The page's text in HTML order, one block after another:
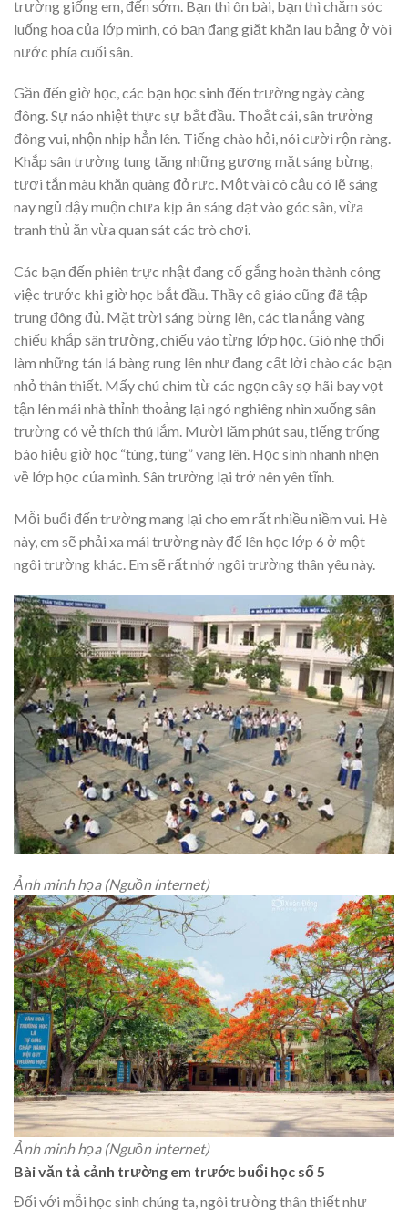
trường giống em, đến sớm. Bạn thì ôn bài, bạn thì chăm sóc
luống hoa của lớp mình, có bạn đang giặt khăn lau bảng ở vòi
nước phía cuối sân.
Gần đến giờ học, các bạn học sinh đến trường ngày càng
đông. Sự náo nhiệt thực sự bắt đầu. Thoắt cái, sân trường
đông vui, nhộn nhịp hẳn lên. Tiếng chào hỏi, nói cười rộn ràng.
Khắp sân trường tung tăng những gương mặt sáng bừng,
tươi tắn màu khăn quàng đỏ rực. Một vài cô cậu có lẽ sáng
nay ngủ dậy muộn chưa kịp ăn sáng dạt vào góc sân, vừa
tranh thủ ăn vừa quan sát các trò chơi.
Các bạn đến phiên trực nhật đang cố gắng hoàn thành công
việc trước khi giờ học bắt đầu. Thầy cô giáo cũng đã tập
trung đông đủ. Mặt trời sáng bừng lên, các tia nắng vàng
chiếu khắp sân trường, chiếu vào từng lớp học. Gió nhẹ thổi
làm những tán lá bàng rung lên như đang cất lời chào các bạn
nhỏ thân thiết. Mấy chú chim từ các ngọn cây sợ hãi bay vọt
tận lên mái nhà thỉnh thoảng lại ngó nghiêng nhìn xuống sân
trường có vẻ thích thú lắm. Mười lăm phút sau, tiếng trống
báo hiệu giờ học “tùng, tùng” vang lên. Học sinh nhanh nhẹn
về lớp học của mình. Sân trường lại trở nên yên tĩnh.
Mỗi buổi đến trường mang lại cho em rất nhiều niềm vui. Hè
này, em sẽ phải xa mái trường này để lên học lớp 6 ở một
ngôi trường khác. Em sẽ rất nhớ ngôi trường thân yêu này.
Ảnh minh họa (Nguồn internet)
Ảnh minh họa (Nguồn internet)
Bài văn tả cảnh trường em trước buổi học số 5
Đối với mỗi học sinh chúng ta, ngôi trường thân thiết như